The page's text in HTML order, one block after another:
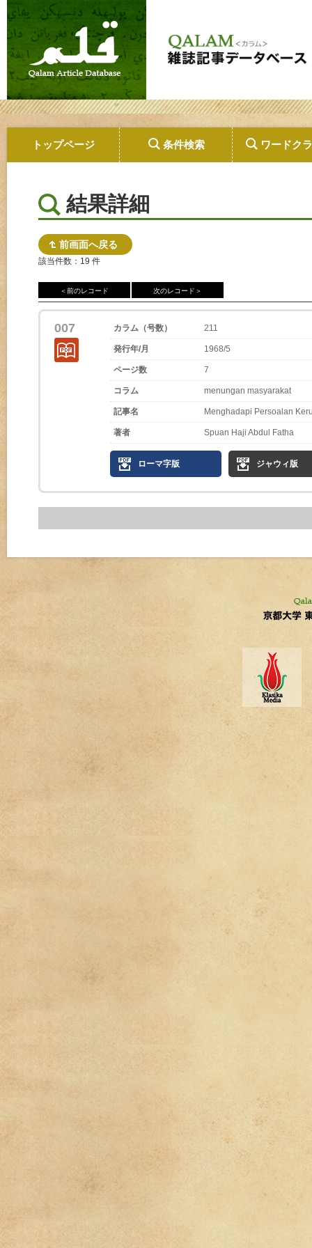
トップページ 条件検索 ワードク
結果詳細
前画面へ戻る
該当件数：19 件
＜前のレコード 次のレコード＞
007 カラム（号数） 211
発行年/月 1968/5
ページ数 7
コラム menungan masyarakat
記事名 Menghadapi Persoalan
著者 Spuan Haji Abdul Fatha
ローマ字版 ジャウィ版